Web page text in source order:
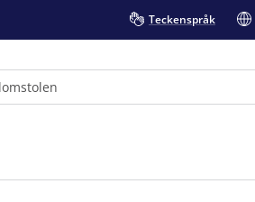
Teckenspråk